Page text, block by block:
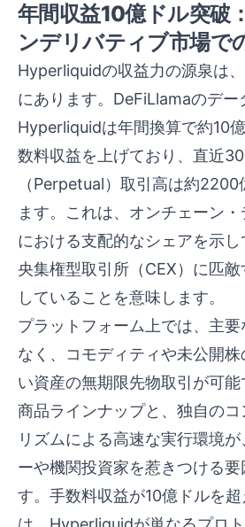
年間収益10億ドル突破
ンデリバティブ市場で
Hyperliquidの収益力の源泉は
にあります。DeFiLlamaのデー
Hyperliquidは年間換算で約10
数料収益を上げており、直近
（Perpetual）取引高は約
ます。これは、オンチェーン
における支配的なシェアを示
央集権型取引所（CEX）に匹
していることを意味します。
プラットフォーム上では、主
なく、コモディティや未公開
い資産の無期限先物取引が可
商品ラインナップと、独自の
リズムによる高速な実行環境
ーや機関投資家を惹きつける要
す。手数料収益が10億ドルを